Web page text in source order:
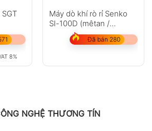
8%
Máy dò khí rò rỉ Senko
SI-100D (mêtan /
propane)
Đã bán 280
NGHỆ THƯƠNG TÍN